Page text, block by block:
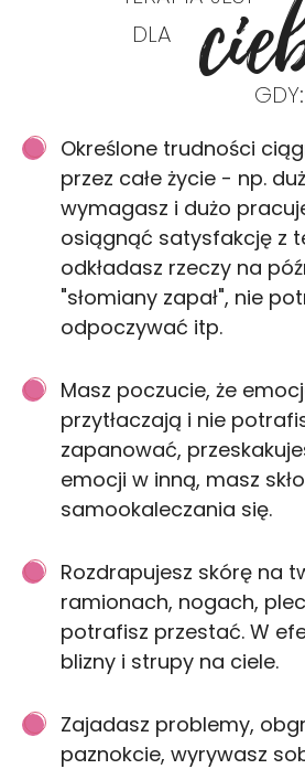
DLA
GDY:
Określone trudności
przez całe życie - np.
wymagasz i dużo
osiągnąć satysfakcję z
odkładasz rzeczy na
"słomiany zapał", nie
odpoczywać itp.
Masz poczucie, że
przytłaczają i nie
zapanować,
emocji w inną, masz
samookaleczania się.
Rozdrapujesz skórę na
ramionach, nogach,
potrafisz przestać. W
blizny i strupy na ciele.
Zajadasz problemy,
paznokcie, wyrywasz